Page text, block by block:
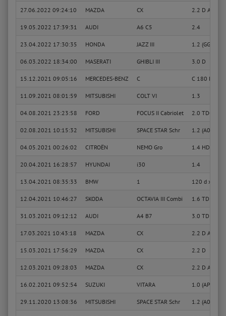
27.06.2022 09:24:10 MAZDA CX 2.2 D AWD
19.05.2022 17:39:31 AUDI A6 C5 2.4
23.04.2022 17:30:35 HONDA JAZZ III 1.2 (GG1)
06.03.2022 18:34:00 MASERATI GHIBLI III 3.0 D
15.12.2021 09:05:16 MERCEDES-BENZ C C 180
11.09.2021 08:01:59 MITSUBISHI COLT VI 1.3
04.08.2021 23:23:58 FORD FOCUS II Cabriolet 2.0 TDCi
02.08.2021 10:15:32 MITSUBISHI SPACE STAR Schr 1.2 (A03A)
04.05.2021 00:26:02 CITROËN NEMO Gro 1.4 HDi
20.04.2021 16:28:57 HYUNDAI i30 1.4
13.04.2021 08:35:33 BMW 1 120 d xDrive
12.04.2021 10:46:27 SKODA OCTAVIA III Combi 1.6 TDI
31.03.2021 09:12:12 AUDI A4 B7 3.0 TDI
17.03.2021 10:43:18 MAZDA CX 2.2 D AWD
15.03.2021 17:56:29 MAZDA CX 2.2 D
12.03.2021 09:28:03 MAZDA CX 2.2 D AWD
16.02.2021 09:52:54 SUZUKI VITARA 1.0 (APK
29.11.2020 13:08:36 MITSUBISHI SPACE STAR Schr 1.2 (A03A)